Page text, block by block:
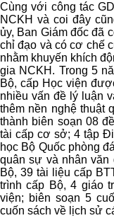
Cùng với công tác
NCKH và coi đây
ủy, Ban Giám đốc đã
chỉ đạo và có cơ chế
nhằm khuyến khích
gia NCKH. Trong 5
Bộ, cấp Học viện
nhiều vấn đề lý luận
thêm nền nghệ thuật
thành biên soạn 08
tài cấp cơ sở; 4 tập
học Bộ Quốc phòng
quân sự và nhân văn
Bộ, 39 tài liệu cấp
trình cấp Bộ, 4 giáo
viện; biên soạn 5
cuốn sách về lịch sử